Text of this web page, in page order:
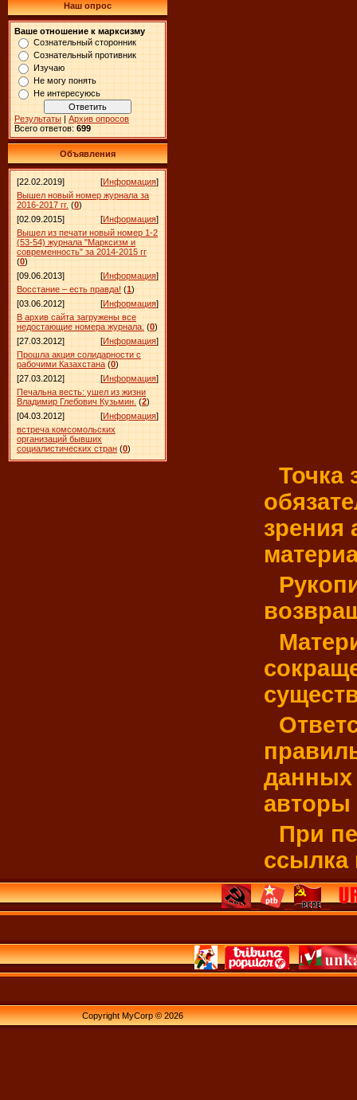
Наш опрос
Ваше отношение к марксизму
Сознательный сторонник
Сознательный противник
Изучаю
Не могу понять
Не интересуюсь
Результаты | Архив опросов
Всего ответов: 699
Объявления
[22.02.2019] [Информация]
Вышел новый номер журнала за
2016-2017 гг. (0)
[02.09.2015]
[Информация]
Вышел из печати новый номер 1-2
(53-54) журнала "Марксизм и
современность" за 2014-2015 гг
(0)
[09.06.2013]
[Информация]
Восстание – есть правда! (1)
[03.06.2012]
[Информация]
В архив сайта загружены все
недостающие номера журнала. (0)
[27.03.2012]
[Информация]
Прошла акция солидарности с
рабочими Казахстана (0)
[27.03.2012]
[Информация]
Печальна весть: ушел из жизни
Владимир Глебович Кузьмин. (2)
[04.03.2012]
[Информация]
встреча комсомольских
организаций бывших
социалистических стран (0)
Точка
зрения
данных
авторы
При
ссылка
Copyright MyCorp © 2026